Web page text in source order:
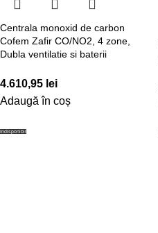
Centrala monoxid de carbon
Cofem Zafir CO/NO2, 4 zone,
Dubla ventilatie si baterii
4.610,95 lei
Adaugă în coș
Indisponibil